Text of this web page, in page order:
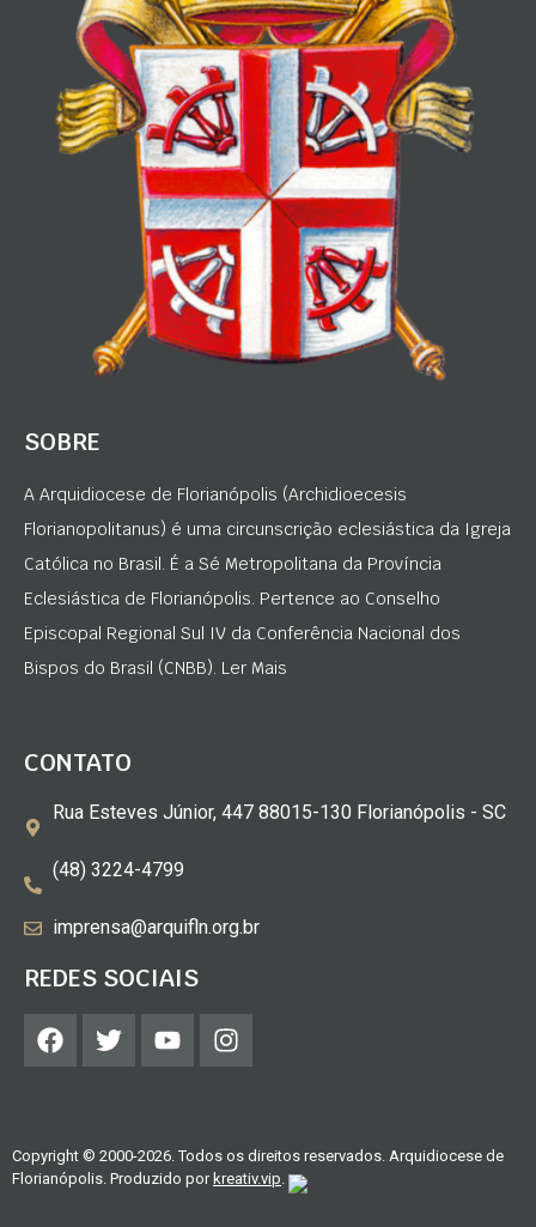
SOBRE
A Arquidiocese de Florianópolis (Archidioecesis
Florianopolitanus) é uma circunscrição eclesiástica da Igreja
Católica no Brasil. É a Sé Metropolitana da Província
Eclesiástica de Florianópolis. Pertence ao Conselho
Episcopal Regional Sul IV da Conferência Nacional dos
Bispos do Brasil (CNBB). Ler Mais
CONTATO
Rua Esteves Júnior, 447 88015-130 Florianópolis - SC
(48) 3224-4799
imprensa@arquifln.org.br
REDES SOCIAIS
Copyright © 2000-2026. Todos os direitos reservados. Arquidiocese de
Florianópolis. Produzido por kreativ.vip.